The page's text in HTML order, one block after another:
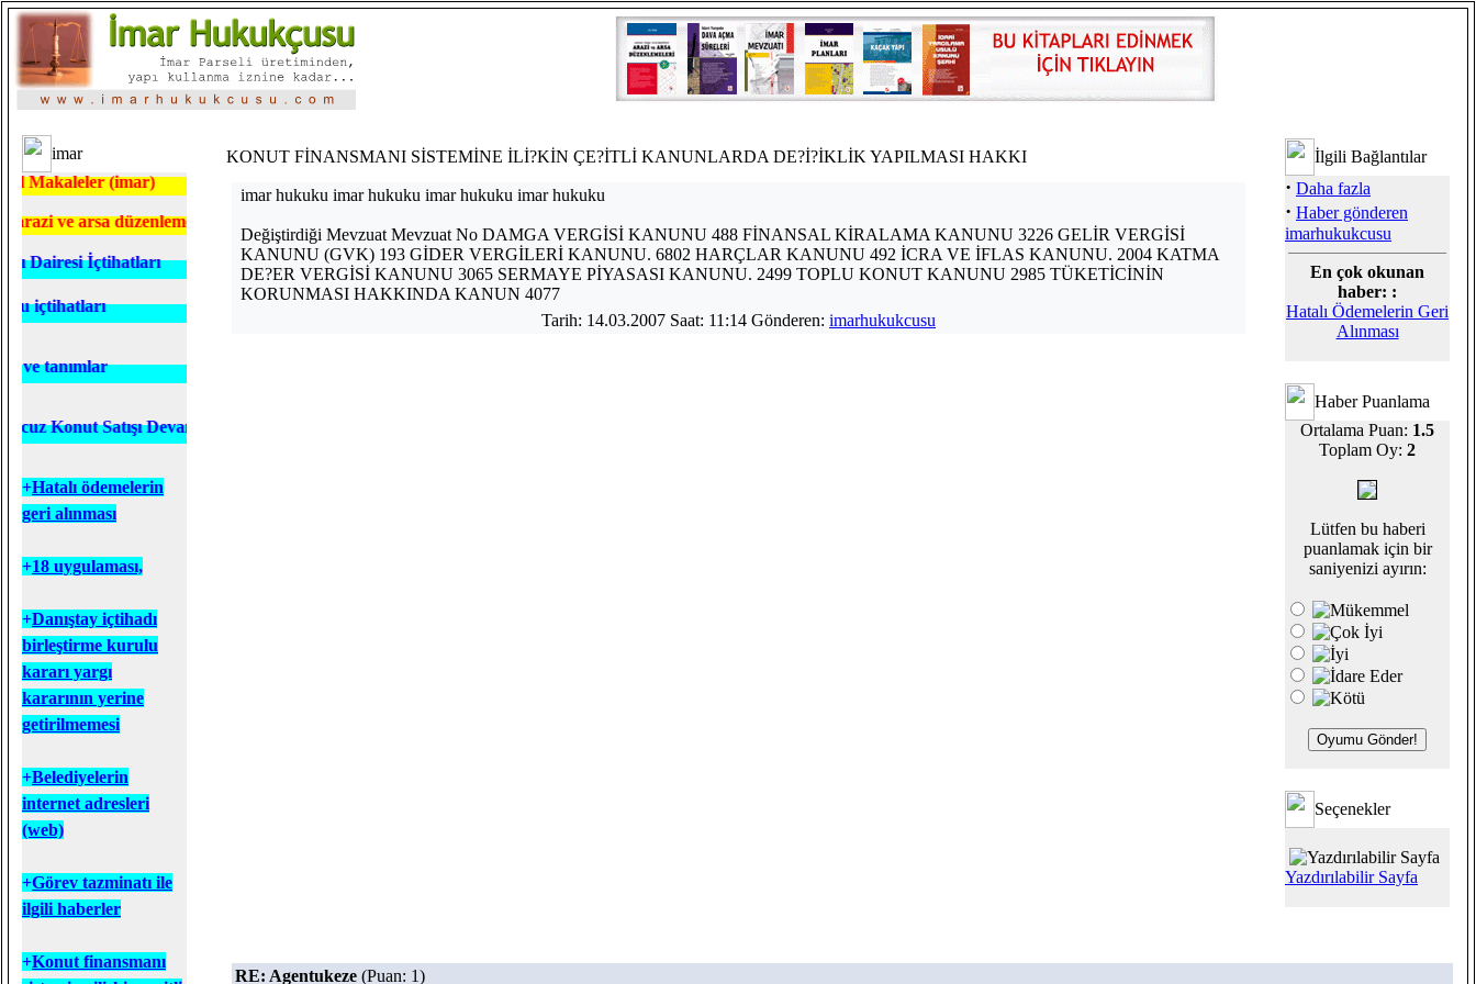
imar
(imar)
düzenlemesi, kaçak yapı para cezası, inşaat ruhsatı vb.)dava dilekçe örnekleri
İçtihatları
Satışı Devam Ediyor
+Hatalı ödemelerin
geri alınması
+18 uygulaması,
+Danıştay içtihadı
birleştirme kurulu
kararı yargı
kararının yerine
getirilmemesi
+Belediyelerin
internet adresleri
(web)
+Görev tazminatı ile
ilgili haberler
+Konut finansmanı
KONUT FİNANSMANI SİSTEMİNE İLİ?KİN ÇE?İTLİ KANUNLARDA DE?İ?İKLİK YAPILMASI HAKKI
imar hukuku imar hukuku imar hukuku imar hukuku
Değiştirdiği Mevzuat Mevzuat No DAMGA VERGİSİ KANUNU 488 FİNANSAL KİRALAMA KANUNU 3226 GELİR VERGİSİ
KANUNU (GVK) 193 GİDER VERGİLERİ KANUNU. 6802 HARÇLAR KANUNU 492 İCRA VE İFLAS KANUNU. 2004 KATMA
DE?ER VERGİSİ KANUNU 3065 SERMAYE PİYASASI KANUNU. 2499 TOPLU KONUT KANUNU 2985 TÜKETİCİNİN
KORUNMASI HAKKINDA KANUN 4077
Tarih: 14.03.2007 Saat: 11:14 Gönderen: imarhukukcusu
İlgili Bağlantılar
· Daha fazla
· Haber gönderen
imarhukukcusu
En çok okunan
haber: :
Hatalı Ödemelerin Geri
Alınması
Haber Puanlama
Ortalama Puan: 1.5
Toplam Oy: 2
Lütfen bu haberi
puanlamak için bir
saniyenizi ayırın:
Seçenekler
Yazdırılabilir Sayfa
RE: Agentukeze (Puan: 1)